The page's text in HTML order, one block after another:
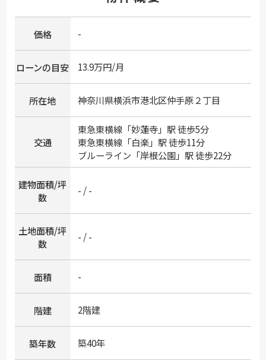
価格 -
ローンの目安 13.9万円/月
所在地 神奈川県横浜市港北区仲手原２丁目
交通
東急東横線「妙蓮寺」駅 徒歩5分
東急東横線「白楽」駅 徒歩11分
ブルーライン 「岸根公園」駅 徒歩22分
建物面積/坪
数
- / -
土地面積/坪
数
- / -
面積 -
階建 2階建
築年数 築40年